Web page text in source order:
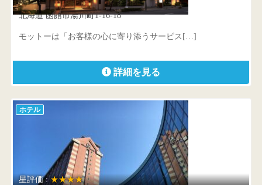
北海道 函館市湯川町1-16-18
モットーは「お客様の心に寄り添うサービス[…]
詳細を見る
ホテル
星評価 :★★★★